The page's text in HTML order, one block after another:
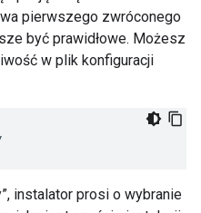
pierwszego zwróconego
być prawidłowe. Możesz
w plik konfiguracji
instalator prosi o wybranie